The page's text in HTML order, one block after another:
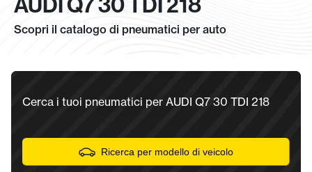
Scopri il catalogo di pneumatici per auto
Cerca i tuoi pneumatici per AUDI Q7 30 TDI 218
Ricerca per modello di veicolo